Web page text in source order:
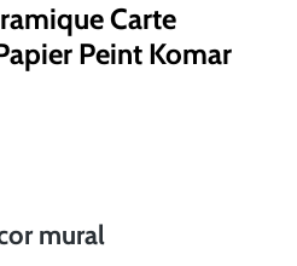
Carte
Peint Komar
mural